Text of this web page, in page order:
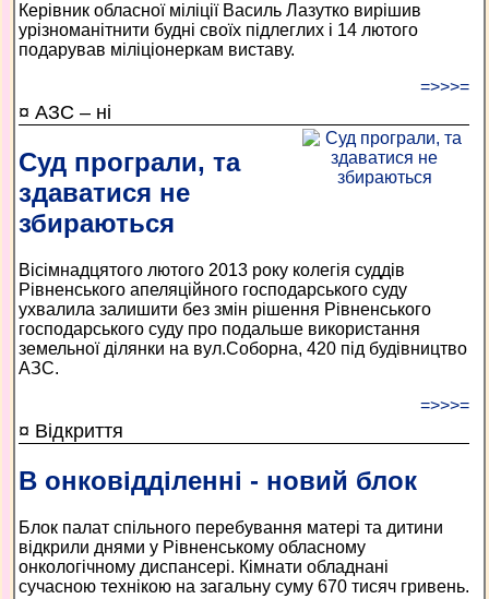
Керівник обласної міліції Василь Лазутко вирішив
урізноманітнити будні своїх підлеглих і 14 лютого
подарував міліціонеркам виставу.
=>>>=
¤ АЗС – ні
Суд програли, та
здаватися не
збираються
Вісімнадцятого лютого 2013 року колегія суддів
Рівненського апеляційного господарського суду
ухвалила залишити без змін рішення Рівненського
господарського суду про подальше використання
земельної ділянки на вул.Соборна, 420 під будівництво
АЗС.
=>>>=
¤ Відкриття
В онковідділенні - новий блок
Блок палат спільного перебування матері та дитини
відкрили днями у Рівненському обласному
онкологічному диспансері. Кімнати обладнані
сучасною технікою на загальну суму 670 тисяч гривень.